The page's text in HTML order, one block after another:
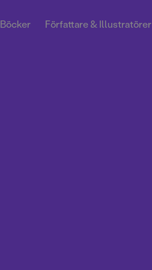
Böcker Författare & Illustratörer